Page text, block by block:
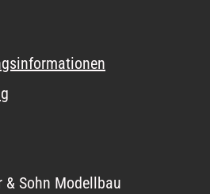
Sohn Modellbau